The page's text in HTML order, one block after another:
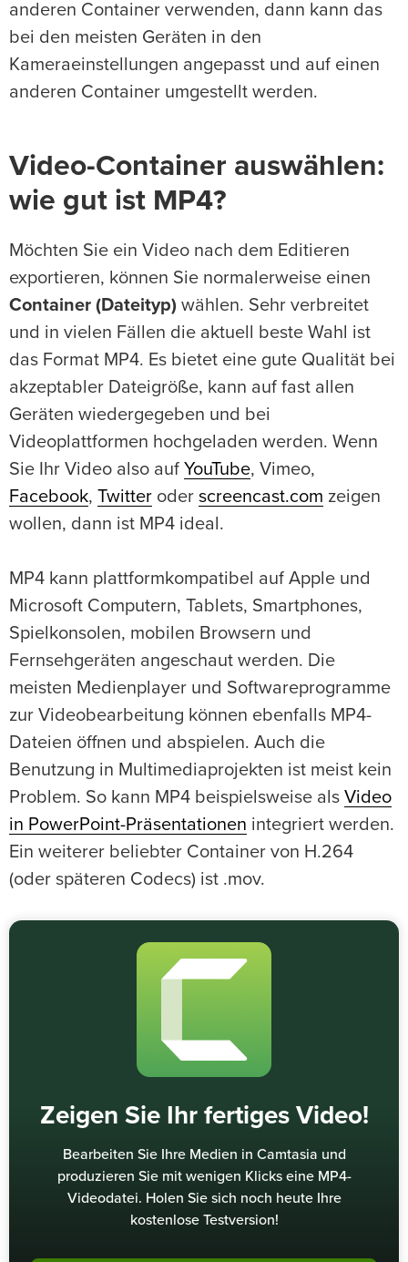
anderen Container verwenden, dann kann das
bei den meisten Geräten in den
Kameraeinstellungen angepasst und auf einen
anderen Container umgestellt werden.
Video-Container auswählen:
wie gut ist MP4?
Möchten Sie ein Video nach dem Editieren
exportieren, können Sie normalerweise einen
Container (Dateityp) wählen. Sehr verbreitet
und in vielen Fällen die aktuell beste Wahl ist
das Format MP4. Es bietet eine gute Qualität bei
akzeptabler Dateigröße, kann auf fast allen
Geräten wiedergegeben und bei
Videoplattformen hochgeladen werden. Wenn
Sie Ihr Video also auf YouTube, Vimeo,
Facebook, Twitter oder screencast.com zeigen
wollen, dann ist MP4 ideal.
MP4 kann plattformkompatibel auf Apple und
Microsoft Computern, Tablets, Smartphones,
Spielkonsolen, mobilen Browsern und
Fernsehgeräten angeschaut werden. Die
meisten Medienplayer und Softwareprogramme
zur Videobearbeitung können ebenfalls MP4-
Dateien öffnen und abspielen. Auch die
Benutzung in Multimediaprojekten ist meist kein
Problem. So kann MP4 beispielsweise als Video
in PowerPoint-Präsentationen integriert werden.
Ein weiterer beliebter Container von H.264
(oder späteren Codecs) ist .mov.
Zeigen Sie Ihr fertiges Video!
Bearbeiten Sie Ihre Medien in Camtasia und
produzieren Sie mit wenigen Klicks eine MP4-
Videodatei. Holen Sie sich noch heute Ihre
kostenlose Testversion!